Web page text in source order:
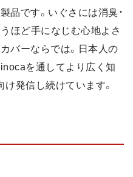
品です。いぐさには消臭・
ほど手になじむ心地よさ
バーならでは。日本人の
を通してより広く知
け発信し続けています。